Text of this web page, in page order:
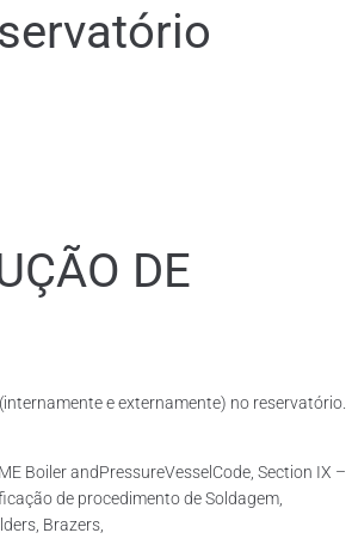
DE
e externamente) no reservatório.
Boiler andPressureVesselCode, Section IX –
de procedimento de Soldagem,
Brazers,